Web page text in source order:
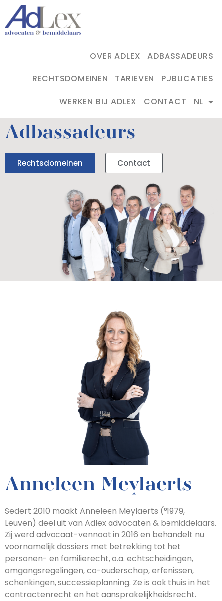
OVER ADLEX
ADBASSADEURS
RECHTSDOMEINEN
TARIEVEN
PUBLICATIES
WERKEN BIJ ADLEX
CONTACT NL
Adbassadeurs
Rechtsdomeinen Contact
Anneleen Meylaerts
Sedert 2010 maakt Anneleen Meylaerts (°1979,
Leuven) deel uit van Adlex advocaten & bemiddelaars.
Zij werd advocaat-vennoot in 2016 en behandelt nu
voornamelijk dossiers met betrekking tot het
personen- en familierecht, o.a. echtscheidingen,
omgangsregelingen, co-ouderschap, erfenissen,
schenkingen, successieplanning. Ze is ook thuis in het
contractenrecht en het aansprakelijkheidsrecht.